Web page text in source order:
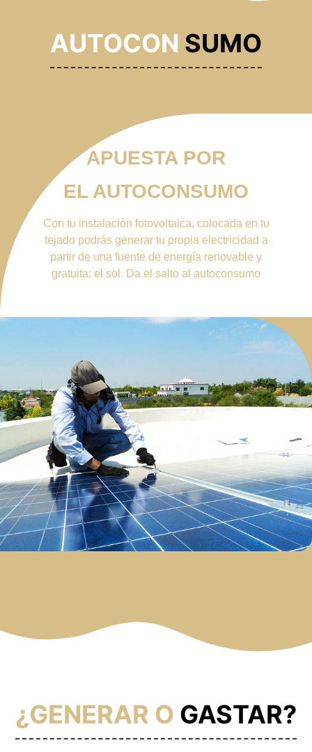
AUTOCON SUMO
APUESTA POR
EL AUTOCONSUMO
Con tu instalación fotovoltaica, colocada en tu
tejado podrás generar tu propia electricidad a
partir de una fuente de energía renovable y
gratuita: el sol. Da el salto al autoconsumo
¿GENERAR O GASTAR?